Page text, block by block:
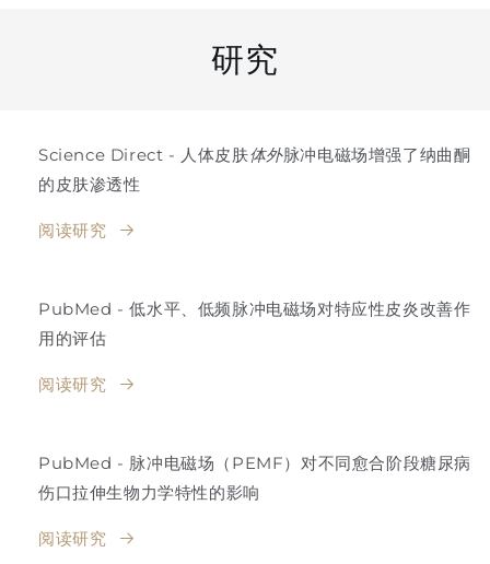
研究
Science Direct - 人体皮肤体外脉冲电磁场增强了纳曲酮
的皮肤渗透性
阅读研究
PubMed - 低水平、低频脉冲电磁场对特应性皮炎改善作
用的评估
阅读研究
PubMed - 脉冲电磁场（PEMF）对不同愈合阶段糖尿病
伤口拉伸生物力学特性的影响
阅读研究